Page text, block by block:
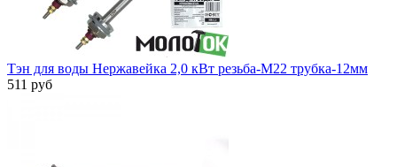
Тэн для воды Нержавейка 2,0 кВт резьба-М22 трубка-12мм
511 руб